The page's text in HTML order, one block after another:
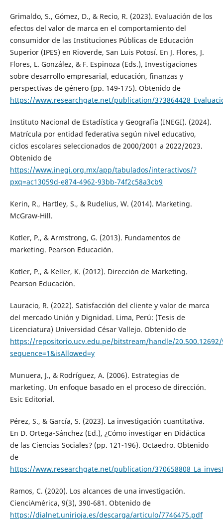
Grimaldo, S., Gómez, D., & Recio, R. (2023). Evaluación de los
efectos del valor de marca en el comportamiento del
consumidor de las Instituciones Públicas de Educación
Superior (IPES) en Rioverde, San Luis Potosí. En J. Flores, J.
Flores, L. González, & F. Espinoza (Eds.), Investigaciones
sobre desarrollo empresarial, educación, finanzas y
perspectivas de género (pp. 149-175). Obtenido de
https://www.researchgate.net/publication/
Instituto Nacional de Estadística y Geografía (INEGI). (2024).
Matrícula por entidad federativa según nivel educativo,
ciclos escolares seleccionados de 2000/2001 a 2022/2023.
Obtenido de
https://www.inegi.org.mx/app/tabulados/interactivos/?
pxq=ac13059d-e874-4962-93bb-74f2c58a3cb9
Kerin, R., Hartley, S., & Rudelius, W. (2014). Marketing.
McGraw-Hill.
Kotler, P., & Armstrong, G. (2013). Fundamentos de
marketing. Pearson Educación.
Kotler, P., & Keller, K. (2012). Dirección de Marketing.
Pearson Educación.
Lauracio, R. (2022). Satisfacción del cliente y valor de marca
del mercado Unión y Dignidad. Lima, Perú: (Tesis de
Licenciatura) Universidad César Vallejo. Obtenido de
https://repositorio.ucv.edu.pe/bitstream/handle/20.500.12692/
sequence=1&isAllowed=y
Munuera, J., & Rodríguez, A. (2006). Estrategias de
marketing. Un enfoque basado en el proceso de dirección.
Esic Editorial.
Pérez, S., & García, S. (2023). La investigación cuantitativa.
En D. Ortega-Sánchez (Ed.), ¿Cómo investigar en Didáctica
de las Ciencias Sociales? (pp. 121-196). Octaedro. Obtenido
de
https://www.researchgate.net/publication/
Ramos, C. (2020). Los alcances de una investigación.
CienciAmérica, 9(3), 390-681. Obtenido de
https://dialnet.unirioja.es/descarga/articulo/7746475.pdf